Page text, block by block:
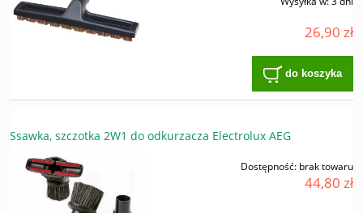
26,90 zł
do koszyka
Ssawka, szczotka 2W1 do odkurzacza Electrolux AEG
Dostępność: brak towaru
44,80 zł